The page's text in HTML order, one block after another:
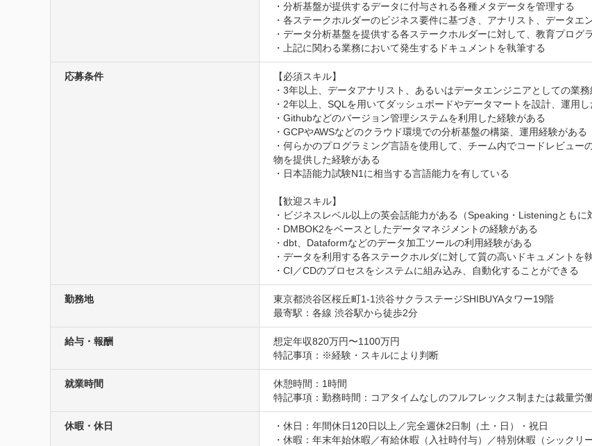
・分析基盤が提供するデータに付与される各種メタデータを管理する
・各ステークホルダーのビジネス要件に基づき、アナリスト、データ
・データ分析基盤を提供する各ステークホルダーに対して、教育プロ
・上記に関わる業務において発生するドキュメントを執筆する
応募条件
【必須スキル】
・3年以上、データアナリスト、あるいはデータエンジニアとしての業務
・2年以上、SQLを用いてダッシュボードやデータマートを設計、運用
・Githubなどのバージョン管理システムを利用した経験がある
・GCPやAWSなどのクラウド環境での分析基盤の構築、運用経験がある
・何らかのプログラミング言語を使用して、チーム内でコードレビュ
物を提供した経験がある
・日本語能力試験N1に相当する言語能力を有している
【歓迎スキル】
・ビジネスレベル以上の英会話能力がある（Speaking・Listeningともに
・DMBOK2をベースとしたデータマネジメントの経験がある
・dbt、Dataformなどのデータ加工ツールの利用経験がある
・データを利用する各ステークホルダに対して質の高いドキュメントを
・CI／CDのプロセスをシステムに組み込み、自動化することができる
勤務地
東京都渋谷区桜丘町1-1渋谷サクラステージSHIBUYAタワー19階
最寄駅：各線 渋谷駅から徒歩2分
給与・報酬
想定年収820万円〜1100万円
特記事項：※経験・スキルにより判断
就業時間
休憩時間：1時間
特記事項：勤務時間：コアタイムなしのフルフレックス制または裁量労
休暇・休日
・休日：年間休日120日以上／完全週休2日制（土・日）・祝日
・休暇：年末年始休暇／有給休暇（入社時付与）／特別休暇（シック